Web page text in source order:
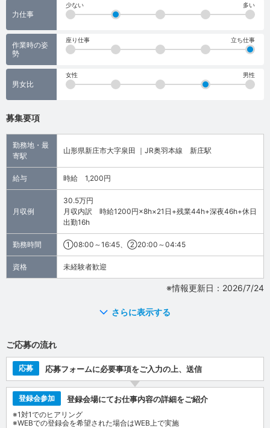
力仕事
少ない 多い
作業時の姿
勢
座り仕事 立ち仕事
男女比
女性 男性
募集要項
勤務地・最
寄駅
山形県新庄市大字泉田 ｜JR奥羽本線 新庄駅
給与 時給 1,200円
月収例
30.5万円
月収内訳 時給1200円×8h×21日+残業44h+深夜46h+休日
出勤16h
勤務時間 ①08:00～16:45、②20:00～04:45
資格 未経験者歓迎
※情報更新日：2026/7/24
さらに表示する
ご応募の流れ
応募 応募フォームに必要事項をご入力の上、送信
登録会参加 登録会場にてお仕事内容の詳細をご紹介
※1対1でのヒアリング
※WEBでの登録会を希望された場合はWEB上で実施